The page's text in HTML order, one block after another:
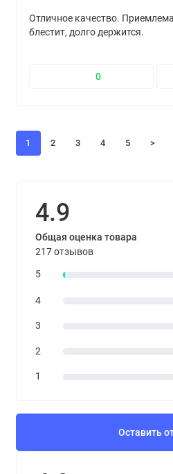
Отличное качество.
блестит, долго держится.
0
1 2 3 4 5 >
4.9
Общая оценка товара
217 отзывов
5
4
3
2
1
Оставить